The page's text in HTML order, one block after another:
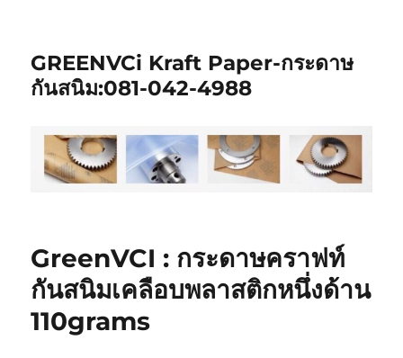
GREENVCi Kraft Paper-กระดาษ
กันสนิม:081-042-4988
GreenVCI : กระดาษคราฟท์
กันสนิมเคลือบพลาสติกหนึ่งด้าน
110grams